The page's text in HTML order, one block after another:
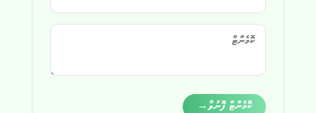
ކޮމެންޓް ފޮނުވާ→